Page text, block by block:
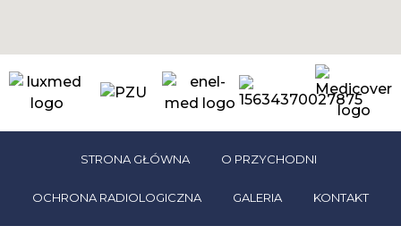
STRONA GŁÓWNA O PRZYCHODNI
OCHRONA RADIOLOGICZNA GALERIA KONTAKT